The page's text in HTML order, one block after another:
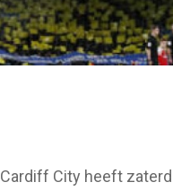
Cardiff City heeft